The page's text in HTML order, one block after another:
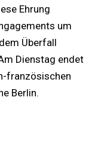
Ehrung
um
Überfall
Dienstag endet
französischen
Berlin.